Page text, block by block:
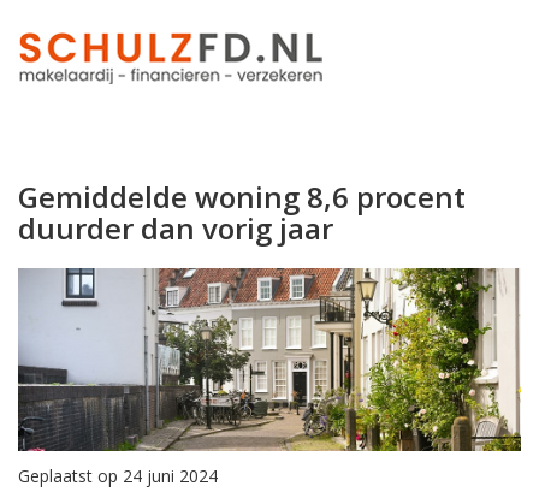
Gemiddelde woning 8,6 procent
duurder dan vorig jaar
Geplaatst op 24 juni 2024